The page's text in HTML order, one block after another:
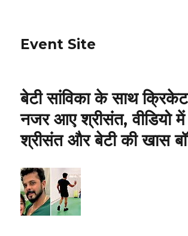
Event Site
बेटी सांविका के साथ
नजर आए श्रीसंत, वीडियो में
श्रीसंत और बेटी की खास